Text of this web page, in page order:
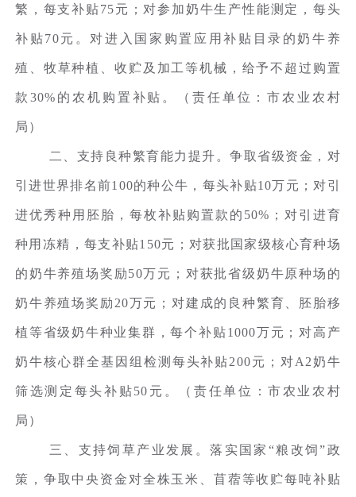
繁，每支补贴75元；对参加奶牛生产性能测定，每头
补贴70元。对进入国家购置应用补贴目录的奶牛养
殖、牧草种植、收贮及加工等机械，给予不超过购置
款30%的农机购置补贴。（责任单位：市农业农村
局）
二、支持良种繁育能力提升。争取省级资金，对
引进世界排名前100的种公牛，每头补贴10万元；对引
进优秀种用胚胎，每枚补贴购置款的50%；对引进育
种用冻精，每支补贴150元；对获批国家级核心育种场
的奶牛养殖场奖励50万元；对获批省级奶牛原种场的
奶牛养殖场奖励20万元；对建成的良种繁育、胚胎移
植等省级奶牛种业集群，每个补贴1000万元；对高产
奶牛核心群全基因组检测每头补贴200元；对A2奶牛
筛选测定每头补贴50元。（责任单位：市农业农村
局）
三、支持饲草产业发展。落实国家“粮改饲”政
策，争取中央资金对全株玉米、苜蓿等收贮每吨补贴